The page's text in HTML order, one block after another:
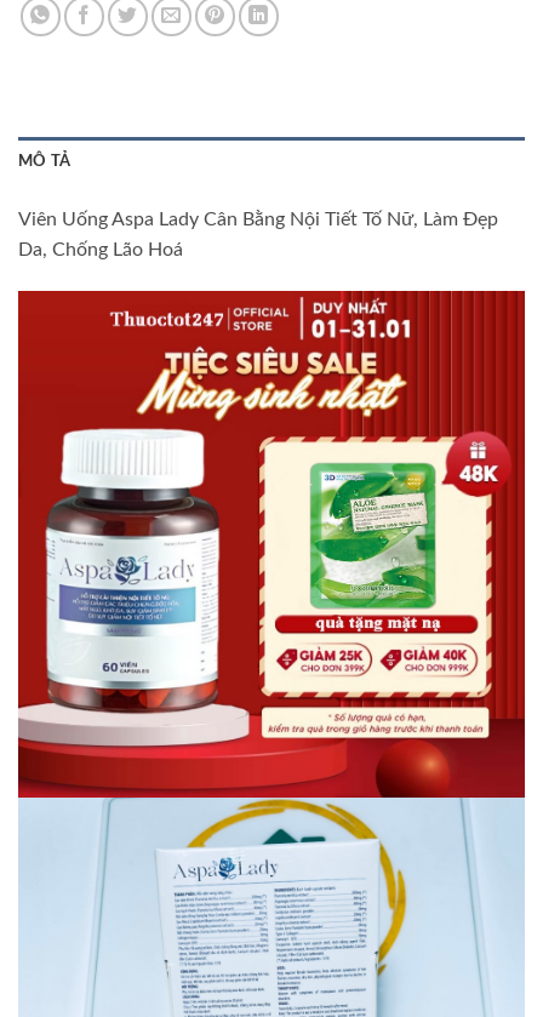
MÔ TẢ
Viên Uống Aspa Lady Cân Bằng Nội Tiết Tố Nữ, Làm Đẹp
Da, Chống Lão Hoá